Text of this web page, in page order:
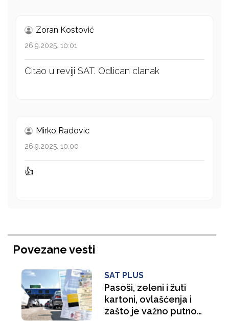
Zoran Kostović
26.9.2025. 10:01
Citao u reviji SAT. Odlican clanak
Mirko Radovic
26.9.2025. 10:00
👍
Povezane vesti
SAT PLUS
Pasoši, zeleni i žuti
kartoni, ovlašćenja i
zašto je važno putno